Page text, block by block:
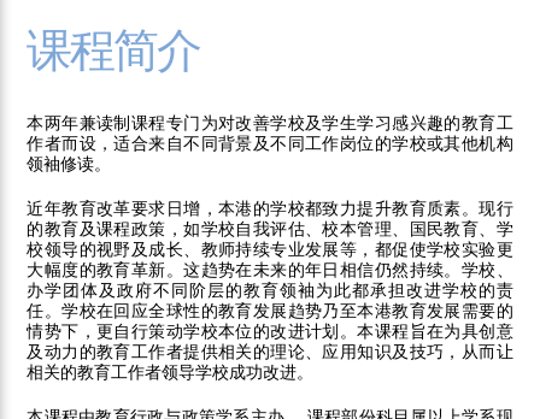
课程简介
本两年兼读制课程专门为对改善学校及学生学习感兴趣的教育工
作者而设，适合来自不同背景及不同工作岗位的学校或其他机构
领袖修读。
近年教育改革要求日增，本港的学校都致力提升教育质素。现行
的教育及课程政策，如学校自我评估、校本管理、国民教育、学
校领导的视野及成长、教师持续专业发展等，都促使学校实验更
大幅度的教育革新。这趋势在未来的年日相信仍然持续。学校、
办学团体及政府不同阶层的教育领袖为此都承担改进学校的责
任。学校在回应全球性的教育发展趋势乃至本港教育发展需要的
情势下，更自行策动学校本位的改进计划。本课程旨在为具创意
及动力的教育工作者提供相关的理论、应用知识及技巧，从而让
相关的教育工作者领导学校成功改进。